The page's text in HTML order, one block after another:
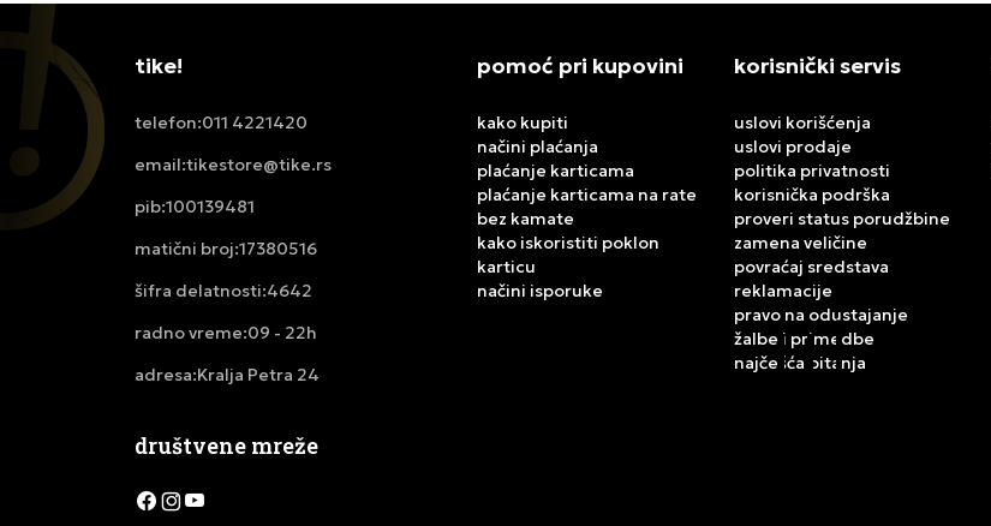
tike!
telefon:011 4221420
email:tikestore@tike.rs
pib:100139481
matični broj:17380516
šifra delatnosti:4642
radno vreme:09 - 22h
adresa:Kralja Petra 24
pomoć pri kupovini
kako kupiti
načini plaćanja
plaćanje karticama
plaćanje karticama na rate
bez kamate
kako iskoristiti poklon
karticu
načini isporuke
korisnički servis
uslovi korišćenja
uslovi prodaje
politika privatnosti
korisnička podrška
proveri status porudžbine
zamena veličine
povraćaj sredstava
reklamacije
pravo na odustajanje
žalbe i primedbe
najčešća pitanja
društvene mreže